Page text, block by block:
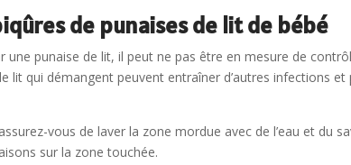
de punaises de lit de bébé
punaise de lit, il peut ne pas être en mesure de
lit qui démangent peuvent entraîner d’autres infections
vous de laver la zone mordue avec de l’eau et du
sur la zone touchée.